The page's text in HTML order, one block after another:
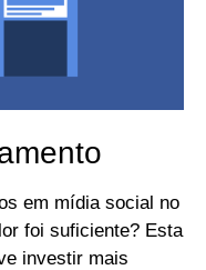
em mídia social no
foi suficiente? Esta
investir mais